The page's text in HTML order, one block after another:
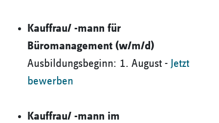
Kauffrau/ -mann für
Büromanagement (w/m/d)
Ausbildungsbeginn: 1. August - Jetzt
bewerben
Kauffrau/ -mann im